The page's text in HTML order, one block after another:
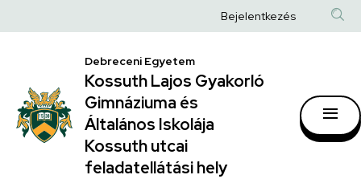
|
Kossuth
Lajos
Gyakorló
Gimnáziuma
a
Anonim
fiók
Bejelentkezés
Debreceni Egyetem
Kossuth Lajos Gyakorló
Gimnáziuma és
Általános Iskolája
Kossuth utcai
feladatellátási hely